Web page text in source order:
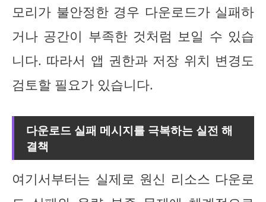
모리가 불안정한 경우 다운로드가 실패하
거나 공간이 부족한 것처럼 보일 수 있습
니다. 따라서 앱 권한과 저장 위치 변경도
검토할 필요가 있습니다.
다운로드 실패 메시지를 극복하는 실전 해
결책
여기서부터는 실제로 원신 리소스 다운로